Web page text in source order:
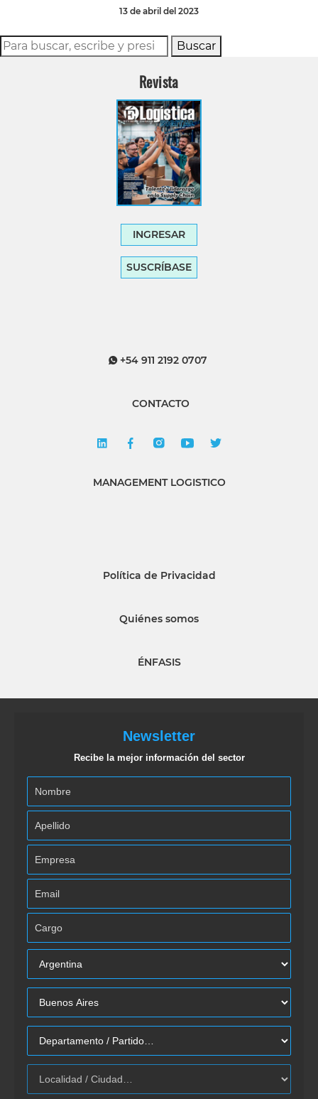
13 de abril del 2023
Buscar
Revista
INGRESAR
SUSCRÍBASE
+54 911 2192 0707
CONTACTO
MANAGEMENT LOGISTICO
Política de Privacidad
Quiénes somos
ÉNFASIS
Newsletter
Recibe la mejor información del sector